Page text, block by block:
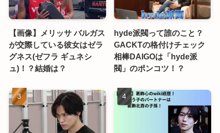
【画像】メリッサ バルガス
が交際している彼女はゼラ
グネス(ゼフラ ギュネシ
ュ)！？結婚は？
hyde派閥って誰のこと？
GACKTの格付けチェック
相棒DAIGOは「hyde派
閥」のポンコツ！？